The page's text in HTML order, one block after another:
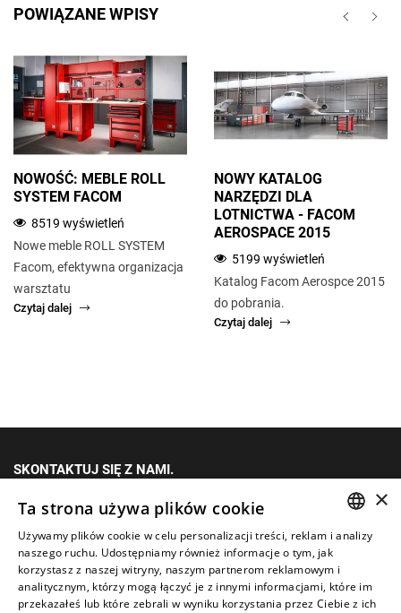
POWIĄZANE WPISY
NOWOŚĆ: MEBLE ROLL
SYSTEM FACOM
8519 wyświetleń
Nowe meble ROLL SYSTEM
Facom, efektywna organizacja
warsztatu
Czytaj dalej
NOWY KATALOG
NARZĘDZI DLA
LOTNICTWA - FACOM
AEROSPACE 2015
5199 wyświetleń
Katalog Facom Aerospce 2015
do pobrania.
Czytaj dalej
SKONTAKTUJ SIĘ Z NAMI.
+48 (12) 415 80 81 | 790 680 540
Fax: +48 (12) 415 80 39
kontakt@im-narzedzia.pl
ENGLISH
×
Ta strona używa plików cookie
Używamy plików cookie w celu personalizacji treści, reklam i analizy
naszego ruchu. Udostępniamy również informacje o tym, jak
korzystasz z naszej witryny, naszym partnerom reklamowym i
analitycznym, którzy mogą łączyć je z innymi informacjami, które im
przekazałeś lub które zebrali w wyniku korzystania przez Ciebie z ich